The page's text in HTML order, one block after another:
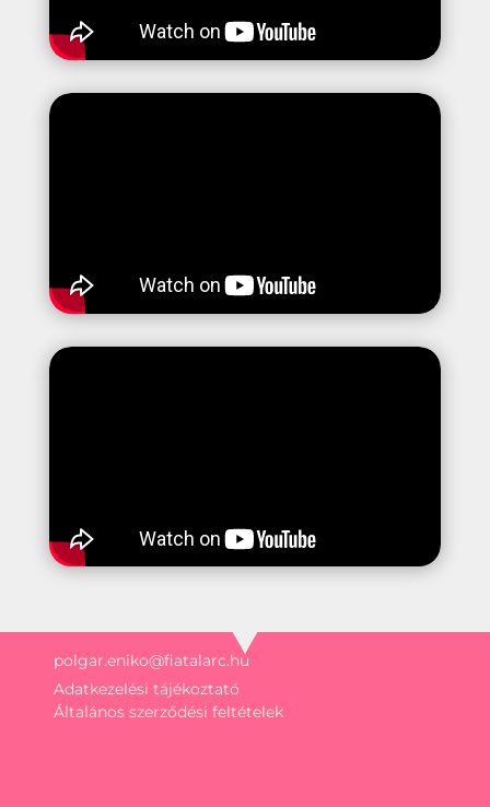
polgar.eniko@fiatalarc.hu
Adatkezelési tájékoztató
Általános szerződési feltételek